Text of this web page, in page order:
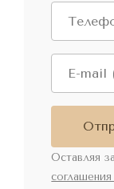
Оставляя